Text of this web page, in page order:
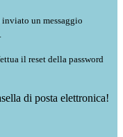
inviato un messaggio
il reset della password
di posta elettronica!